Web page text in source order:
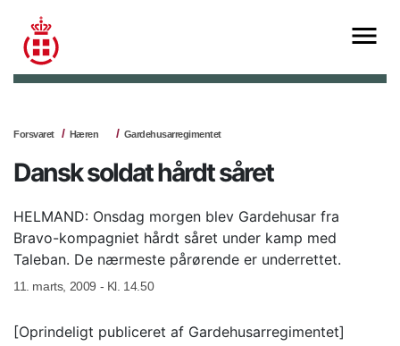
Forsvaret Hæren Gardehusarregimentet
Dansk soldat hårdt såret
HELMAND: Onsdag morgen blev Gardehusar fra
Bravo-kompagniet hårdt såret under kamp med
Taleban. De nærmeste pårørende er underrettet.
11. marts, 2009 - Kl. 14.50
[Oprindeligt publiceret af Gardehusarregimentet]